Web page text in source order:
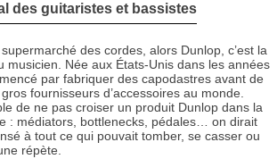
des guitaristes et bassistes
supermarché des cordes, alors Dunlop, c’est la
musicien. Née aux États-Unis dans les années
par fabriquer des capodastres avant de
fournisseurs d’accessoires au monde.
de ne pas croiser un produit Dunlop dans la
: médiators, bottlenecks, pédales… on dirait
à tout ce qui pouvait tomber, se casser ou
répète.